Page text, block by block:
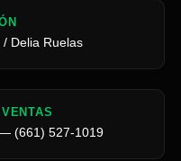
Delia Ruelas
(661) 527-1019